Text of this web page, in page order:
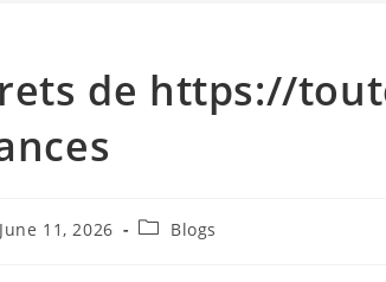
de https://
June 11, 2026
PostBlogs